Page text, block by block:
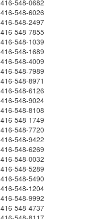
416-548-0682
416-548-6026
416-548-2497
416-548-7855
416-548-1039
416-548-1689
416-548-4009
416-548-7989
416-548-8971
416-548-6126
416-548-9024
416-548-8108
416-548-1749
416-548-7720
416-548-9422
416-548-6269
416-548-0032
416-548-5289
416-548-5490
416-548-1204
416-548-9992
416-548-4737